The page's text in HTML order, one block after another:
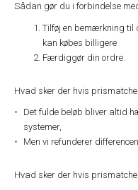
Sådan gør du i forbindelse
Tilføj en bemærkning til
kan købes billigere
Færdiggør din ordre.
Hvad sker der hvis
Det fulde beløb bliver altid
systemer,
Men vi refunderer
Hvad sker der hvis